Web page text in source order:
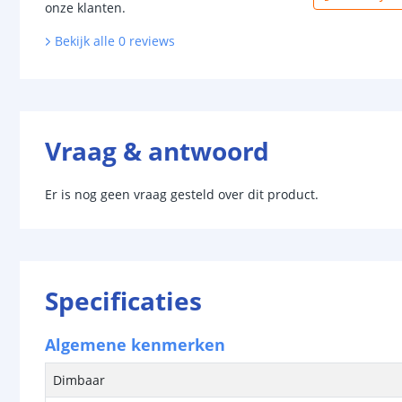
onze klanten.
Bekijk alle 0 reviews
Vraag & antwoord
Er is nog geen vraag gesteld over dit product.
Specificaties
Algemene kenmerken
Dimbaar